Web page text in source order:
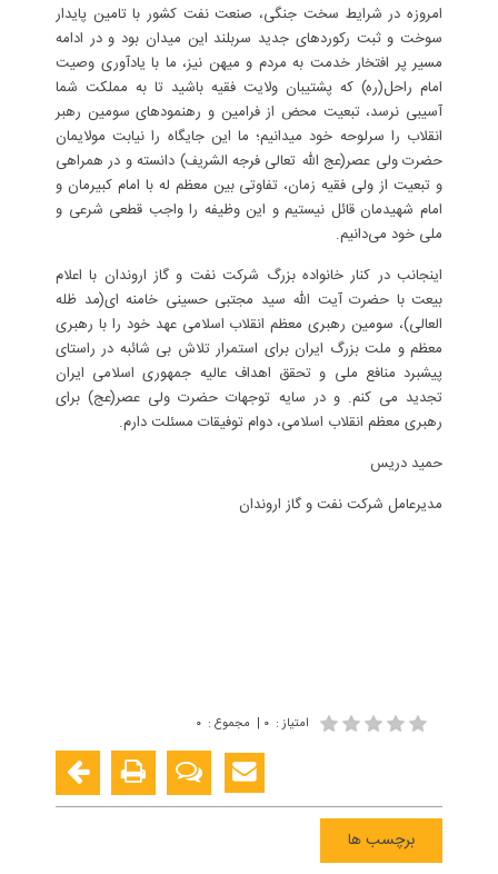
امروزه در شرایط سخت جنگی، صنعت نفت کشور با تامین پایدار
سوخت و ثبت رکوردهای جدید سربلند این میدان بود و در ادامه
مسیر پر افتخار خدمت به مردم و میهن نیز، ما با یادآوری وصیت
امام راحل(ره) که پشتیبان ولایت فقیه باشید تا به مملکت شما
آسیبی نرسد، تبعیت محض از فرامین و رهنمودهای سومین رهبر
انقلاب را سرلوحه خود میدانیم؛ ما این جایگاه را نیابت مولایمان
حضرت ولی عصر(عج الله تعالی فرجه الشریف) دانسته و در همراهی
و تبعیت از ولی فقیه زمان، تفاوتی بین معظم له با امام کبیرمان و
امام شهیدمان قائل نیستیم و این وظیفه را واجب قطعی شرعی و
ملی خود می‌دانیم.
اینجانب در کنار خانواده بزرگ شرکت نفت و گاز اروندان با اعلام
بیعت با حضرت آیت الله سید مجتبی حسینی خامنه ای(مد ظله
العالی)، سومین رهبری معظم انقلاب اسلامی عهد خود را با رهبری
معظم و ملت بزرگ ایران برای استمرار تلاش بی شائبه در راستای
پیشبرد منافع ملی و تحقق اهداف عالیه جمهوری اسلامی ایران
تجدید می کنم. و در سایه توجهات حضرت ولی عصر(عج) برای
رهبری معظم انقلاب اسلامی، دوام توفیقات مسئلت دارم.
حمید دریس
مدیرعامل شرکت نفت و گاز اروندان
امتیاز : ۰ | مجموع : ۰
برچسب ها